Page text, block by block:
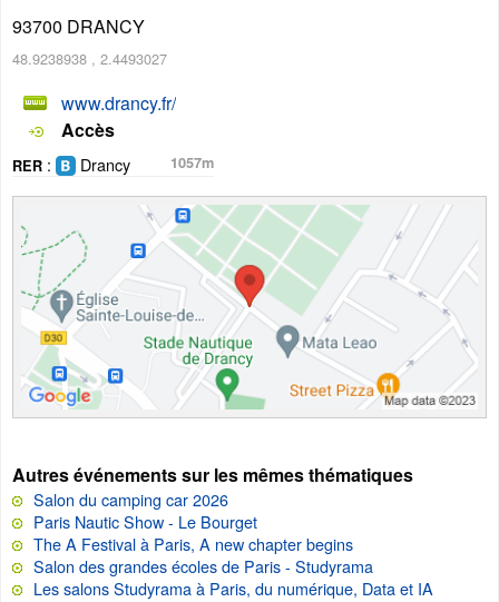
93700 DRANCY
48.9238938 , 2.4493027
www.drancy.fr/
Accès
RER : Drancy 1057m
Autres événements sur les mêmes thématiques
Salon du camping car 2026
Paris Nautic Show - Le Bourget
The A Festival à Paris, A new chapter begins
Salon des grandes écoles de Paris - Studyrama
Les salons Studyrama à Paris, du numérique, Data et IA